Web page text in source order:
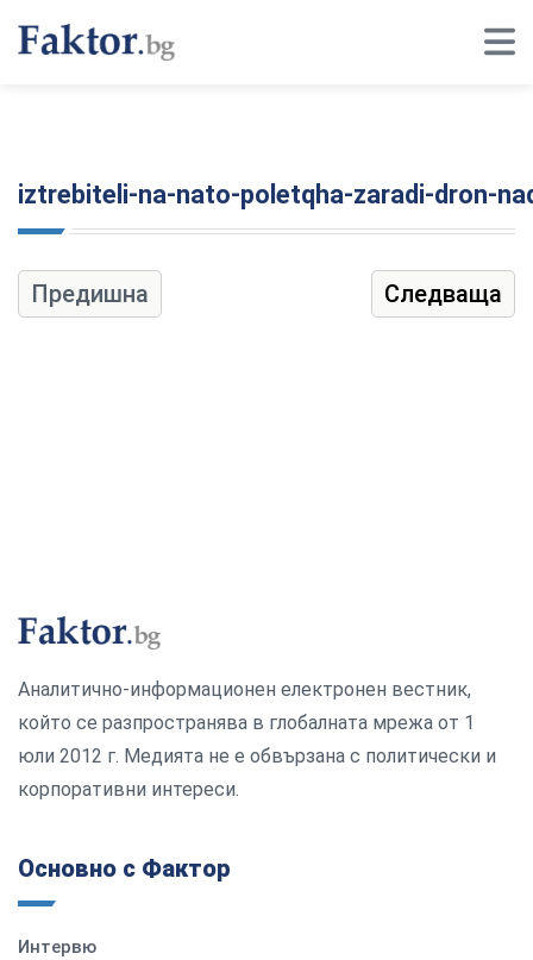
iztrebiteli-na-nato-poletqha-zaradi-dron-
Предишна Следваща
Аналитично-информационен електронен вестник,
който се разпространява в глобалната мрежа от 1
юли 2012 г. Медията не е обвързана с политически и
корпоративни интереси.
Основно с Фактор
Интервю